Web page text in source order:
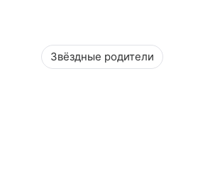
Звёздные родители